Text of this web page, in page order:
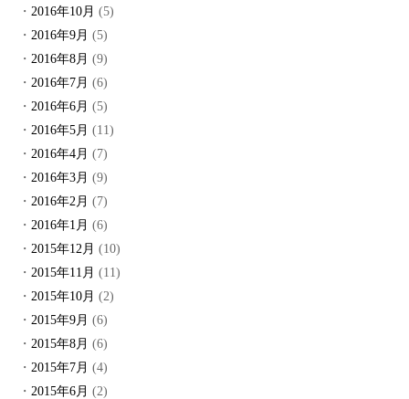
2016年10月 (5)
2016年9月 (5)
2016年8月 (9)
2016年7月 (6)
2016年6月 (5)
2016年5月 (11)
2016年4月 (7)
2016年3月 (9)
2016年2月 (7)
2016年1月 (6)
2015年12月 (10)
2015年11月 (11)
2015年10月 (2)
2015年9月 (6)
2015年8月 (6)
2015年7月 (4)
2015年6月 (2)